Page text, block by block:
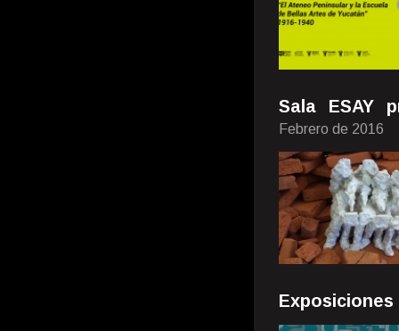
Sala ESAY
Febrero de 2016
Exposiciones